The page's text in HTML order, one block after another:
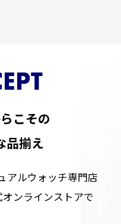
こその
品揃え
アルウォッチ専門店
オンラインストアで